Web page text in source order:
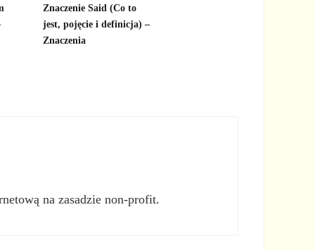
Znaczenie Said (Co to
jest, pojęcie i definicja) –
Znaczenia
na zasadzie non-profit.